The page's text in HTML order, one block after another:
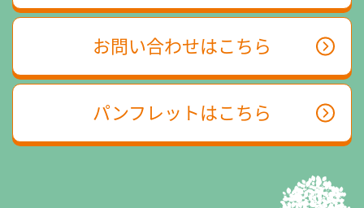
パンフレットはこちら
お問い合わせはこちら